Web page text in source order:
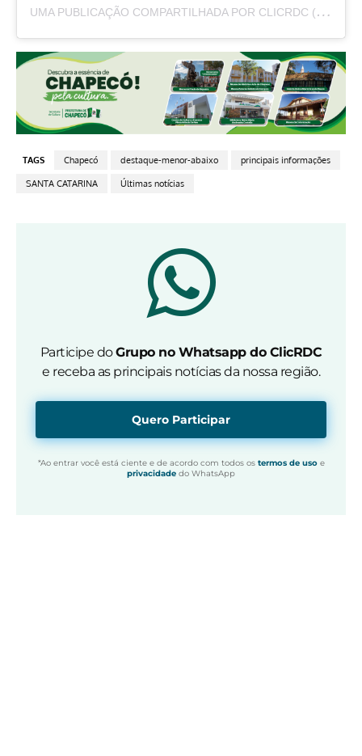
U
MA PUBLICAÇÃO COMPARTILHADA POR CLICRDC (@CLICRDC)
TAGS Chapecó destaque-menor-abaixo principais informações
SANTA CATARINA Últimas notícias
Participe doGrupo no Whatsapp do ClicRDC
e receba as principais notícias da nossa região.
Quero Participar
*Ao entrar você está ciente e de acordo com todos os termos de usoe
privacidade do WhatsApp